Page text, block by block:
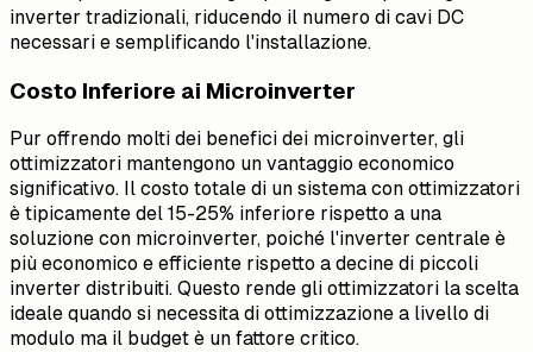
inverter tradizionali, riducendo il numero di cavi DC
necessari e semplificando l'installazione.
Costo Inferiore ai Microinverter
Pur offrendo molti dei benefici dei microinverter, gli
ottimizzatori mantengono un vantaggio economico
significativo. Il costo totale di un sistema con ottimizzatori
è tipicamente del 15-25% inferiore rispetto a una
soluzione con microinverter, poiché l'inverter centrale è
più economico e efficiente rispetto a decine di piccoli
inverter distribuiti. Questo rende gli ottimizzatori la scelta
ideale quando si necessita di ottimizzazione a livello di
modulo ma il budget è un fattore critico.